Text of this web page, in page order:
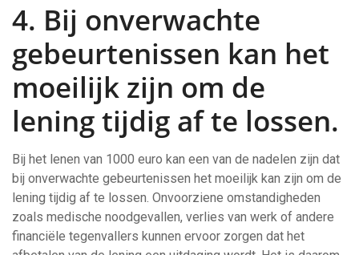
4. Bij onverwachte
gebeurtenissen kan het
moeilijk zijn om de
lening tijdig af te lossen.
Bij het lenen van 1000 euro kan een van de nadelen zijn dat
bij onverwachte gebeurtenissen het moeilijk kan zijn om de
lening tijdig af te lossen. Onvoorziene omstandigheden
zoals medische noodgevallen, verlies van werk of andere
financiële tegenvallers kunnen ervoor zorgen dat het